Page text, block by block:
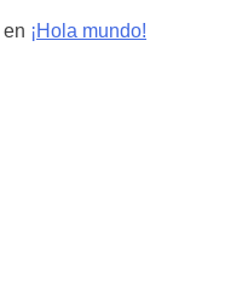
en ¡Hola mundo!